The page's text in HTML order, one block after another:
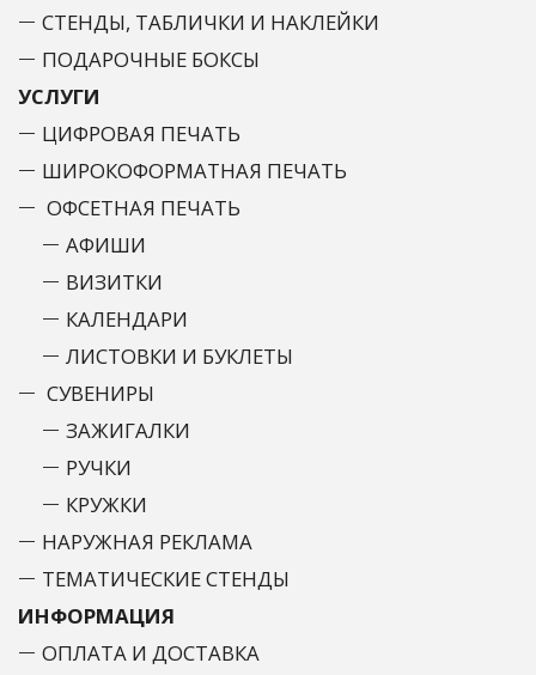
СТЕНДЫ, ТАБЛИЧКИ И НАКЛЕЙКИ
ПОДАРОЧНЫЕ БОКСЫ
УСЛУГИ
ЦИФРОВАЯ ПЕЧАТЬ
ШИРОКОФОРМАТНАЯ ПЕЧАТЬ
ОФСЕТНАЯ ПЕЧАТЬ
АФИШИ
ВИЗИТКИ
КАЛЕНДАРИ
ЛИСТОВКИ И БУКЛЕТЫ
СУВЕНИРЫ
ЗАЖИГАЛКИ
РУЧКИ
КРУЖКИ
НАРУЖНАЯ РЕКЛАМА
ТЕМАТИЧЕСКИЕ СТЕНДЫ
ИНФОРМАЦИЯ
ОПЛАТА И ДОСТАВКА